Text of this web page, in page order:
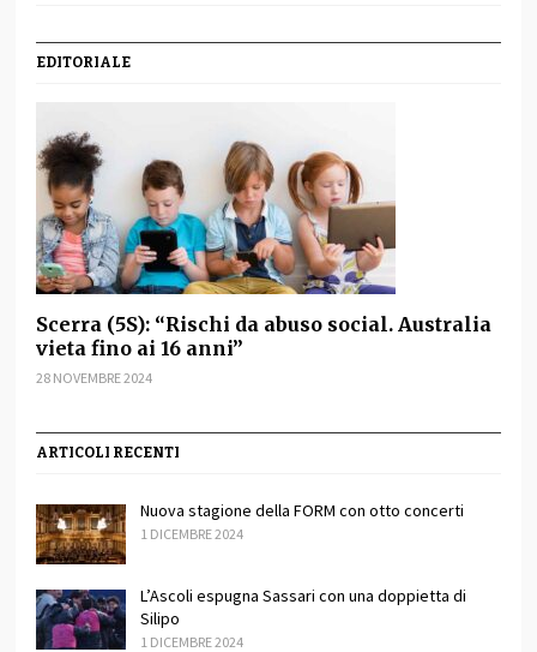
EDITORIALE
Scerra (5S): “Rischi da abuso social. Australia
vieta fino ai 16 anni”
28 NOVEMBRE 2024
ARTICOLI RECENTI
Nuova stagione della FORM con otto concerti
1 DICEMBRE 2024
L’Ascoli espugna Sassari con una doppietta di
Silipo
1 DICEMBRE 2024